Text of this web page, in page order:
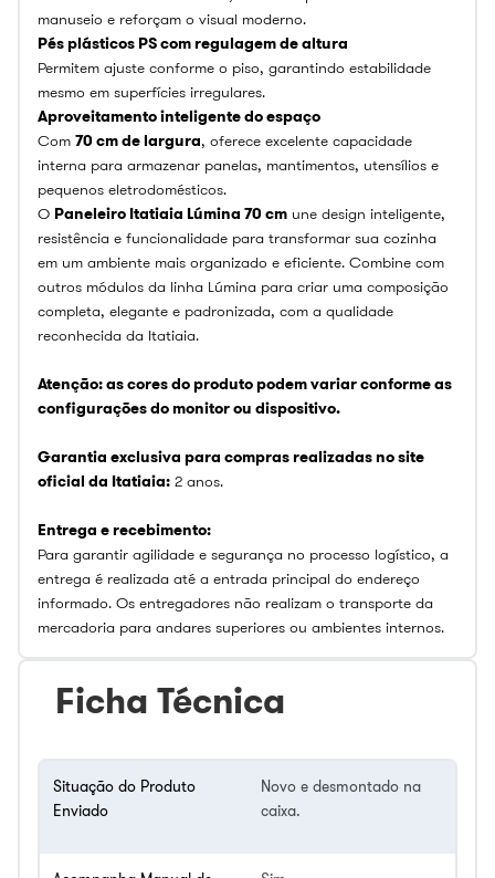
manuseio e reforçam o visual moderno.
Pés plásticos PS com regulagem de altura
Permitem ajuste conforme o piso, garantindo estabilidade
mesmo em superfícies irregulares.
Aproveitamento inteligente do espaço
Com 70 cm de largura, oferece excelente capacidade
interna para armazenar panelas, mantimentos, utensílios e
pequenos eletrodomésticos.
O Paneleiro Itatiaia Lúmina 70 cm une design inteligente,
resistência e funcionalidade para transformar sua cozinha
em um ambiente mais organizado e eficiente. Combine com
outros módulos da linha Lúmina para criar uma composição
completa, elegante e padronizada, com a qualidade
reconhecida da Itatiaia.
Atenção: as cores do produto podem variar conforme as
configurações do monitor ou dispositivo.
Garantia exclusiva para compras realizadas no site
oficial da Itatiaia: 2 anos.
Entrega e recebimento:
Para garantir agilidade e segurança no processo logístico, a
entrega é realizada até a entrada principal do endereço
informado. Os entregadores não realizam o transporte da
mercadoria para andares superiores ou ambientes internos.
Ficha Técnica
Situação do Produto
Enviado
Novo e desmontado na
caixa.